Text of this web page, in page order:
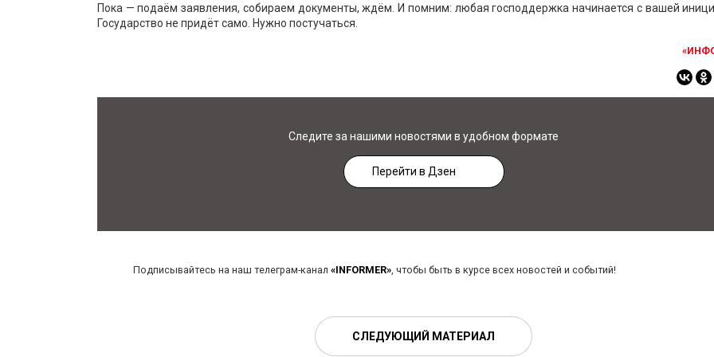
Пока — подаём заявления, собираем документы, ждём. И помним: любая господдержка начинается с вашей
Государство не придёт само. Нужно постучаться.
Следите за нашими новостями в удобном формате
Перейти в Дзен
Подписывайтесь на наш телеграм-канал «INFORMER», чтобы быть в курсе всех новостей и событий!
СЛЕДУЮЩИЙ МАТЕРИАЛ